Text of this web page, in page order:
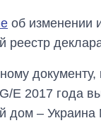
об изменении
реестр
E 2017 года
дом – Украина